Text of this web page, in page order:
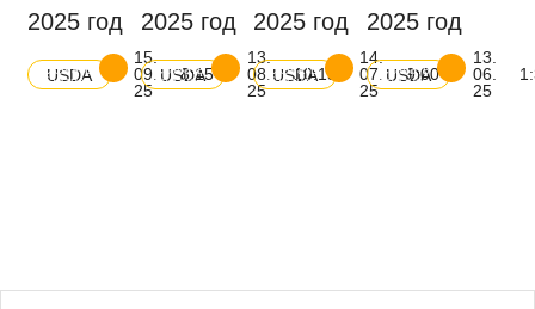
2025 год
USDA
15.
09.
25
8:15
Скачать
баланс
2025 год
USDA
13.
08.
25
10:15
Скачать
баланс
2025 год
USDA
14.
07.
25
9:00
Скачать
баланс
2025 год
USDA
13.
06.
25
Скачать
баланс